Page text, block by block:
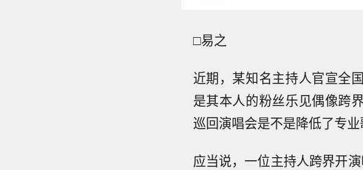
□易之
近期，某知名主持人官宣全
是其本人的粉丝乐见偶像跨
巡回演唱会是不是降低了专业
应当说，一位主持人跨界开